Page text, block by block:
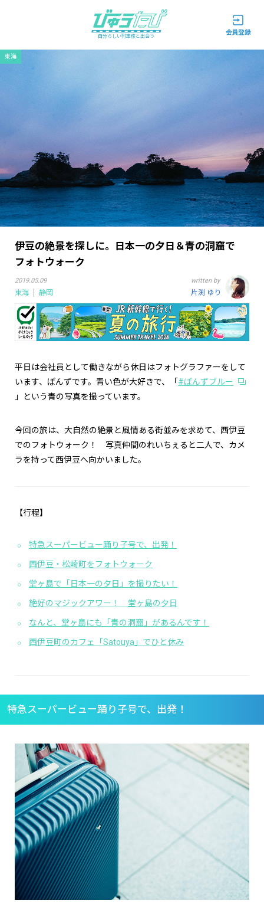
自分らしい列車旅と出会う
東海
伊豆の絶景を探しに。日本一の夕日＆青の洞窟で
フォトウォーク
2019.05.09
東海 静岡
written by
片渕 ゆり
平日は会社員として働きながら休日はフォトグラファーをして
います、ぽんずです。青い色が大好きで、「 #ぽんずブルー
」という青の写真を撮っています。
今回の旅は、大自然の絶景と風情ある街並みを求めて、西伊豆
でのフォトウォーク！ 写真仲間のれいちぇると二人で、カメ
ラを持って西伊豆へ向かいました。
【行程】
特急スーパービュー踊り子号で、出発！
西伊豆・松崎町をフォトウォーク
堂ヶ島で「日本一の夕日」を撮りたい！
絶好のマジックアワー！ 堂ヶ島の夕日
なんと、堂ヶ島にも「青の洞窟」があるんです！
西伊豆町のカフェ「Satouya」でひと休み
特急スーパービュー踊り子号で、出発！